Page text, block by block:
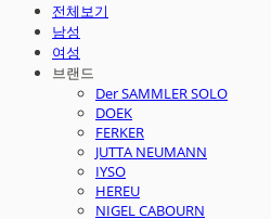
전체보기
남성
여성
브랜드
Der SAMMLER SOLO
DOEK
FERKER
JUTTA NEUMANN
IYSO
HEREU
NIGEL CABOURN